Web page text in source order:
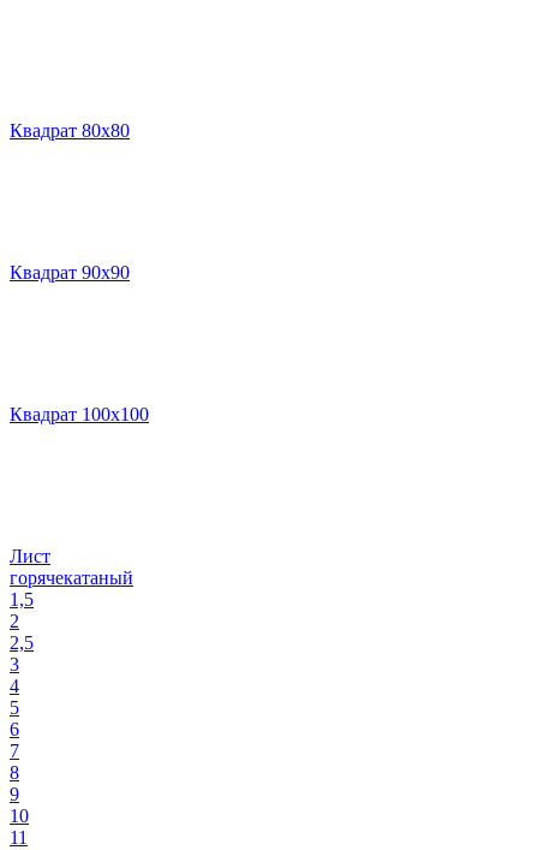
Квадрат 80х80
Квадрат 90х90
Квадрат 100х100
Лист
горячекатаный
1,5
2
2,5
3
4
5
6
7
8
9
10
11